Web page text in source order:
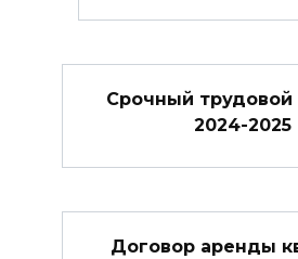
Cрочный трудовой
2024-2025
Договор аренды